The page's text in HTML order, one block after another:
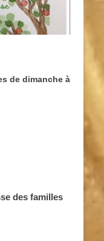
de dimanche à
des familles